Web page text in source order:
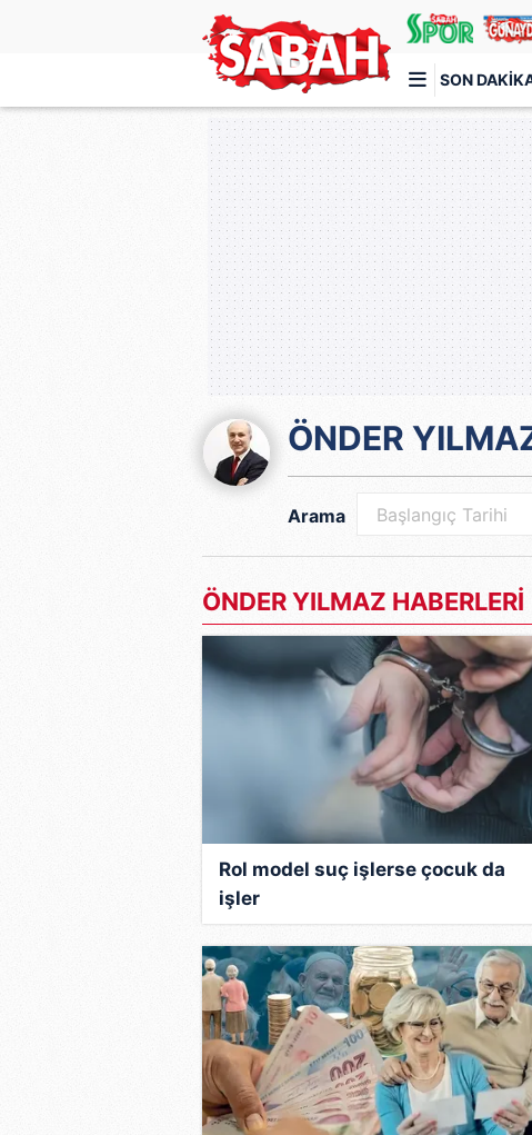
SON
Türkiye'nin en iyi haber sitesi
ÖNDER
Arama
ÖNDER YILMAZ HABERLERİ
Rol model suç işlerse çocuk da
işler